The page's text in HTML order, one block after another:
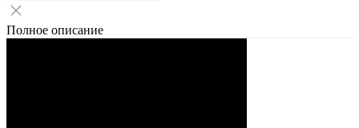
Полное описание